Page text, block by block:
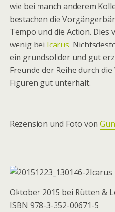
wie bei manch anderem
bestachen die
Tempo und die Action. Dies
wenig bei Icarus.
ein grundsolider und gut
Freunde der Reihe durch
Figuren gut unterhält.
Rezension und Foto von
Icarus
Oktober 2015 bei Rütten &
ISBN 978-3-352-00671-5